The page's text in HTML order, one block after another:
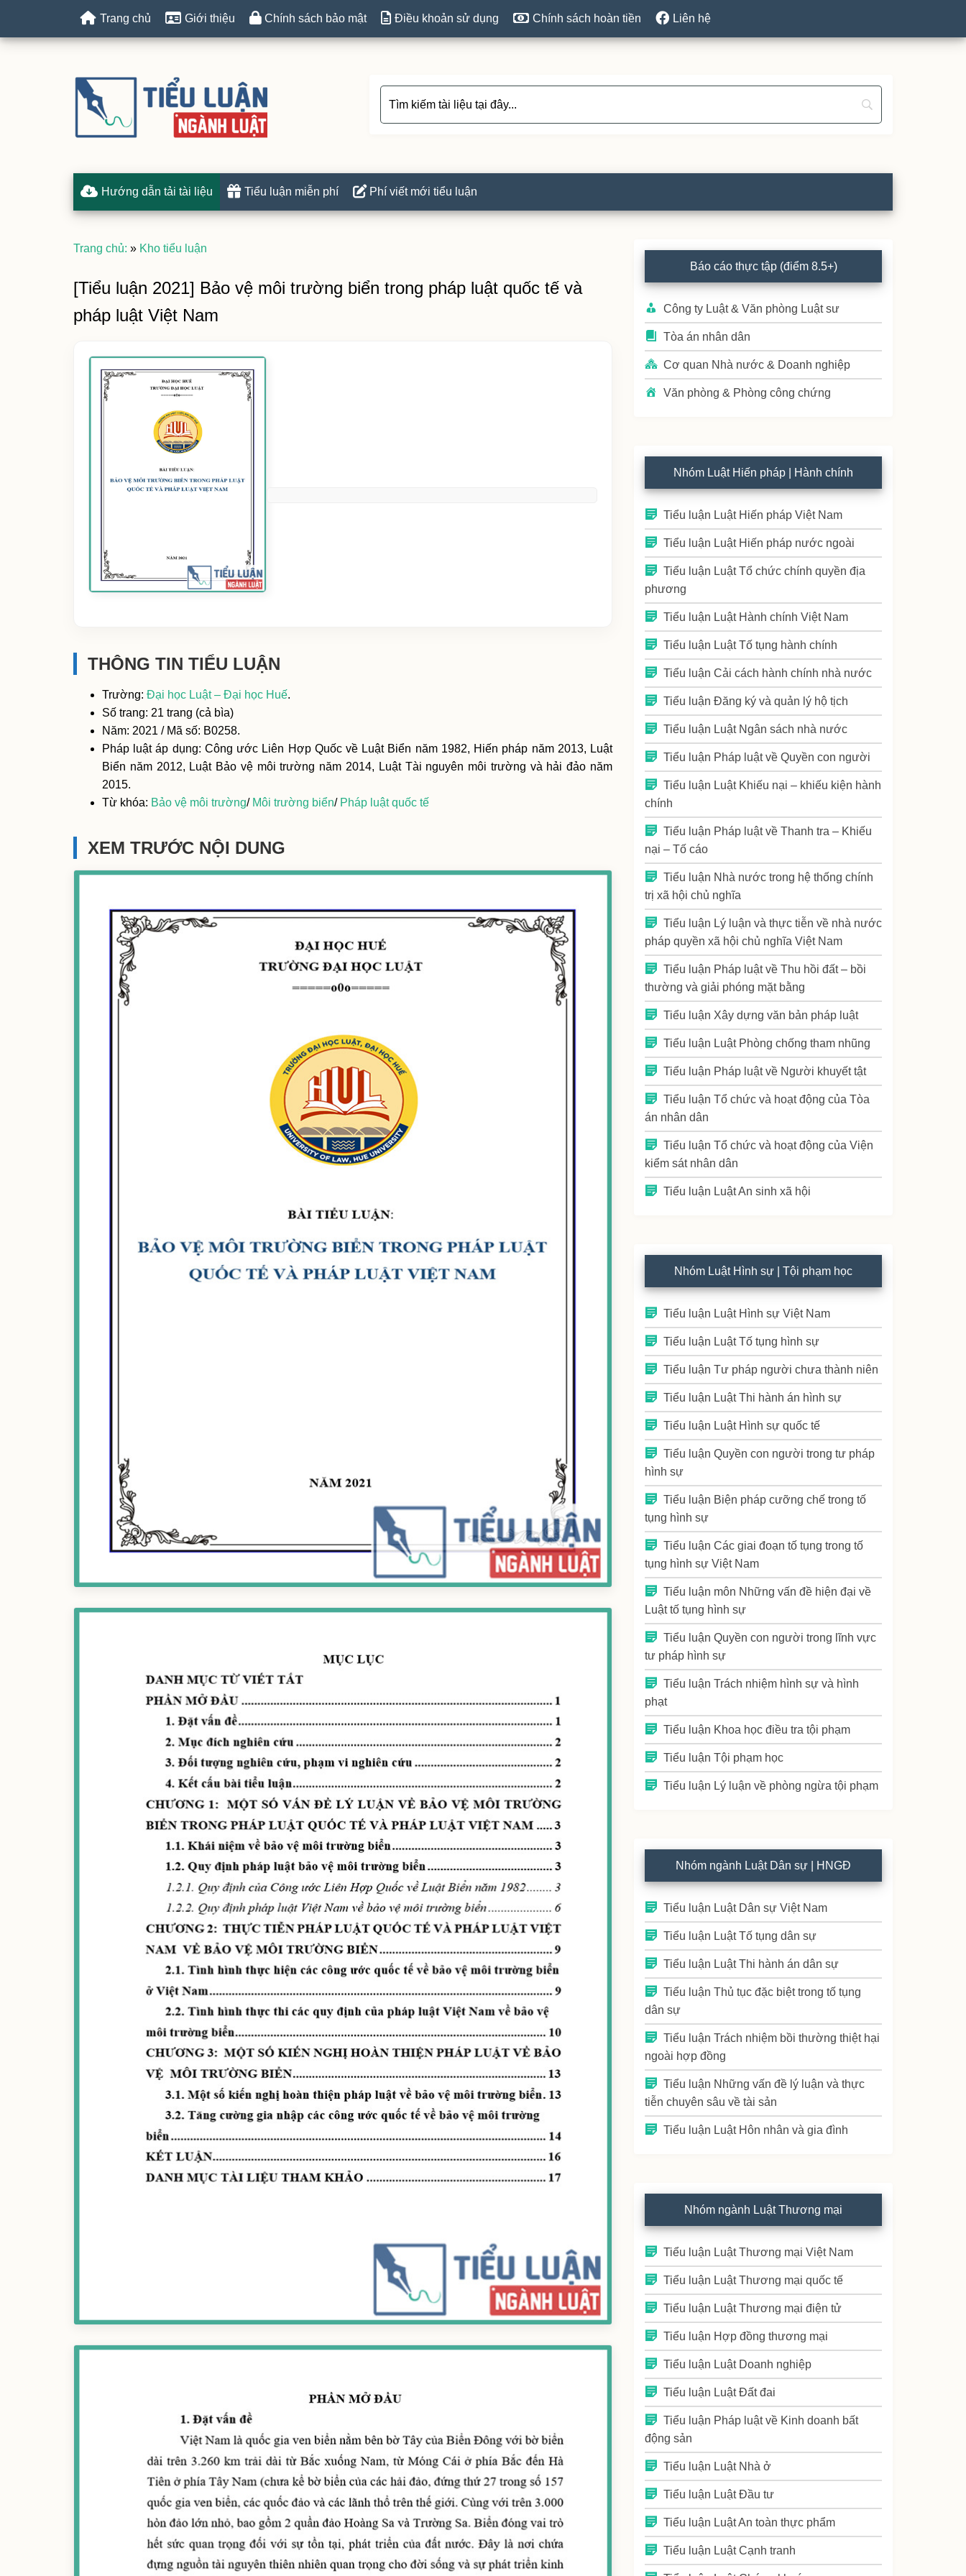
Trang chủ Giới thiệu Chính sách bảo mật Điều khoản sử dụng Chính sách hoàn tiền Liên hệ
Hướng dẫn tải tài liệu Tiểu luận miễn phí Phí viết mới tiểu luận
Trang chủ: » Kho tiểu luận
[Tiểu luận 2021] Bảo vệ môi trường biển trong pháp luật quốc tế và
pháp luật Việt Nam
THÔNG TIN TIỂU LUẬN
Trường: Đại học Luật – Đại học Huế.
Số trang: 21 trang (cả bìa)
Năm: 2021 / Mã số: B0258.
Pháp luật áp dụng: Công ước Liên Hợp Quốc về Luật Biển năm 1982, Hiến pháp năm 2013, Luật
Biển năm 2012, Luật Bảo vệ môi trường năm 2014, Luật Tài nguyên môi trường và hải đảo năm
2015.
Từ khóa: Bảo vệ môi trường/ Môi trường biển/ Pháp luật quốc tế
XEM TRƯỚC NỘI DUNG
Primary
Sidebar
Báo cáo thực tập (điểm 8.5+)
Công ty Luật & Văn phòng Luật sư
Tòa án nhân dân
Cơ quan Nhà nước & Doanh nghiệp
Văn phòng & Phòng công chứng
Nhóm Luật Hiến pháp | Hành chính
Tiểu luận Luật Hiến pháp Việt Nam
Tiểu luận Luật Hiến pháp nước ngoài
Tiểu luận Luật Tổ chức chính quyền địa
phương
Tiểu luận Luật Hành chính Việt Nam
Tiểu luận Luật Tố tụng hành chính
Tiểu luận Cải cách hành chính nhà nước
Tiểu luận Đăng ký và quản lý hộ tịch
Tiểu luận Luật Ngân sách nhà nước
Tiểu luận Pháp luật về Quyền con người
Tiểu luận Luật Khiếu nại – khiếu kiện hành
chính
Tiểu luận Pháp luật về Thanh tra – Khiếu
nại – Tố cáo
Tiểu luận Nhà nước trong hệ thống chính
trị xã hội chủ nghĩa
Tiểu luận Lý luận và thực tiễn về nhà nước
pháp quyền xã hội chủ nghĩa Việt Nam
Tiểu luận Pháp luật về Thu hồi đất – bồi
thường và giải phóng mặt bằng
Tiểu luận Xây dựng văn bản pháp luật
Tiểu luận Luật Phòng chống tham nhũng
Tiểu luận Pháp luật về Người khuyết tật
Tiểu luận Tổ chức và hoạt động của Tòa
án nhân dân
Tiểu luận Tổ chức và hoạt động của Viện
kiểm sát nhân dân
Tiểu luận Luật An sinh xã hội
Nhóm Luật Hình sự | Tội phạm học
Tiểu luận Luật Hình sự Việt Nam
Tiểu luận Luật Tố tụng hình sự
Tiểu luận Tư pháp người chưa thành niên
Tiểu luận Luật Thi hành án hình sự
Tiểu luận Luật Hình sự quốc tế
Tiểu luận Quyền con người trong tư pháp
hình sự
Tiểu luận Biện pháp cưỡng chế trong tố
tụng hình sự
Tiểu luận Các giai đoạn tố tụng trong tố
tụng hình sự Việt Nam
Tiểu luận môn Những vấn đề hiện đại về
Luật tố tụng hình sự
Tiểu luận Quyền con người trong lĩnh vực
tư pháp hình sự
Tiểu luận Trách nhiệm hình sự và hình
phạt
Tiểu luận Khoa học điều tra tội phạm
Tiểu luận Tội phạm học
Tiểu luận Lý luận về phòng ngừa tội phạm
Nhóm ngành Luật Dân sự | HNGĐ
Tiểu luận Luật Dân sự Việt Nam
Tiểu luận Luật Tố tụng dân sự
Tiểu luận Luật Thi hành án dân sự
Tiểu luận Thủ tục đặc biệt trong tố tụng
dân sự
Tiểu luận Trách nhiệm bồi thường thiệt hại
ngoài hợp đồng
Tiểu luận Những vấn đề lý luận và thực
tiễn chuyên sâu về tài sản
Tiểu luận Luật Hôn nhân và gia đình
Nhóm ngành Luật Thương mại
Tiểu luận Luật Thương mại Việt Nam
Tiểu luận Luật Thương mại quốc tế
Tiểu luận Luật Thương mại điện tử
Tiểu luận Hợp đồng thương mại
Tiểu luận Luật Doanh nghiệp
Tiểu luận Luật Đất đai
Tiểu luận Pháp luật về Kinh doanh bất
động sản
Tiểu luận Luật Nhà ở
Tiểu luận Luật Đầu tư
Tiểu luận Luật An toàn thực phẩm
Tiểu luận Luật Cạnh tranh